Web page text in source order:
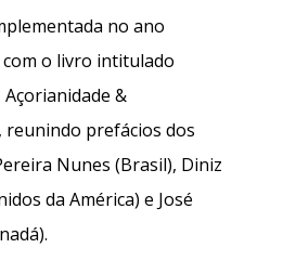
no ano
o livro intitulado
&
reunindo prefácios dos
Nunes (Brasil), Diniz
da América) e José